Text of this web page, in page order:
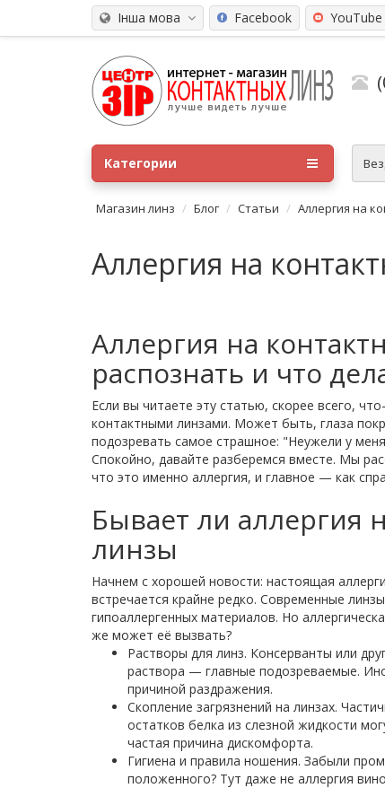
Інша мова Facebook YouTube
Категории
Магазин линз Блог Статьи Аллергия на
Аллергия на
Аллергия на
распознать и что
Если вы читаете эту статью, скорее всего,
контактными линзами. Может быть, глаза
подозревать самое страшное: "Неужели у
Спокойно, давайте разберемся вместе. Мы
что это именно аллергия, и главное — как
Бывает ли аллергия
линзы
Начнем с хорошей новости: настоящая
встречается крайне редко. Современные
гипоаллергенных материалов. Но
же может её вызвать?
Растворы для линз. Консерванты или
раствора — главные подозреваемые.
причиной раздражения.
Скопление загрязнений на линзах.
остатков белка из слезной жидкости
частая причина дискомфорта.
Гигиена и правила ношения. Забыли
положенного? Тут даже не аллергия